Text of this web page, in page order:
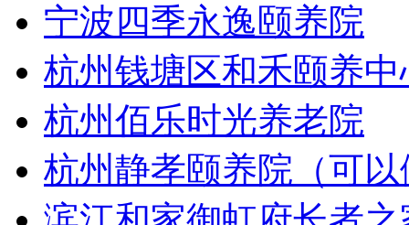
宁波四季永逸颐养院
杭州钱塘区和禾颐养中
杭州佰乐时光养老院
杭州静孝颐养院（可